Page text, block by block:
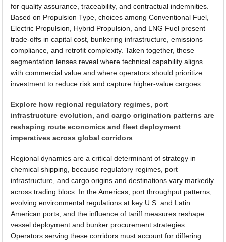
for quality assurance, traceability, and contractual indemnities.
Based on Propulsion Type, choices among Conventional Fuel,
Electric Propulsion, Hybrid Propulsion, and LNG Fuel present
trade-offs in capital cost, bunkering infrastructure, emissions
compliance, and retrofit complexity. Taken together, these
segmentation lenses reveal where technical capability aligns
with commercial value and where operators should prioritize
investment to reduce risk and capture higher-value cargoes.
Explore how regional regulatory regimes, port
infrastructure evolution, and cargo origination patterns are
reshaping route economics and fleet deployment
imperatives across global corridors
Regional dynamics are a critical determinant of strategy in
chemical shipping, because regulatory regimes, port
infrastructure, and cargo origins and destinations vary markedly
across trading blocs. In the Americas, port throughput patterns,
evolving environmental regulations at key U.S. and Latin
American ports, and the influence of tariff measures reshape
vessel deployment and bunker procurement strategies.
Operators serving these corridors must account for differing